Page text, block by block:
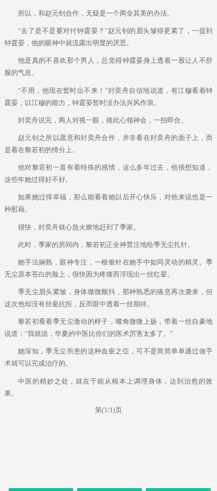
所以，和赵元钊合作，无疑是一个两全其美的办法。
“去了是不是要对付钟霆晏？”赵元钊的眉头皱得更紧了，一提到
钟霆晏，他的眼神中就流露出明显的厌恶。
他是真的不喜欢那个男人，总觉得钟霆晏身上透着一股让人不舒
服的气息。
“不用，他现在暂时出不来！”封奕舟自信地说道，有江穆看着钟
霆晏，以江穆的能力，钟霆晏暂时没办法兴风作浪。
封奕舟说完，两人对视一眼，彼此心领神会，一拍即合。
赵元钊之所以愿意和封奕舟合作，并非看在封奕舟的面子上，而
是看在黎若初的情分上。
他对黎若初一直有着特殊的感情，这么多年过去，他很想知道，
这些年她过得好不好。
如果她过得幸福，那么能看着她以后开心快乐，对他来说也是一
种慰藉。
很快，封奕舟就心急火燎地赶到了季家。
此时，季家的房间内，黎若初正全神贯注地给季无尘扎针。
她手法娴熟，眼神专注，一根银针在她手中如同灵动的精灵。季
无尘原本苍白的脸上，很快因为疼痛而浮现出一丝红晕。
季无尘眉头紧皱，身体微微颤抖，那种熟悉的痛意再次袭来，但
这次他却没有丝毫抗拒，反而眼中透着一丝期待。
黎若初看着季无尘激动的样子，嘴角微微上扬，带着一丝自豪地
说道：“我就说，华夏的中医比你们的医术厉害太多了。”
她深知，季无尘所患的这种血瘀之症，可不是简简单单通过做手
术就可以完成治疗的。
中医的精妙之处，就在于能从根本上调理身体，达到治愈的效
果。
第(1/1)页